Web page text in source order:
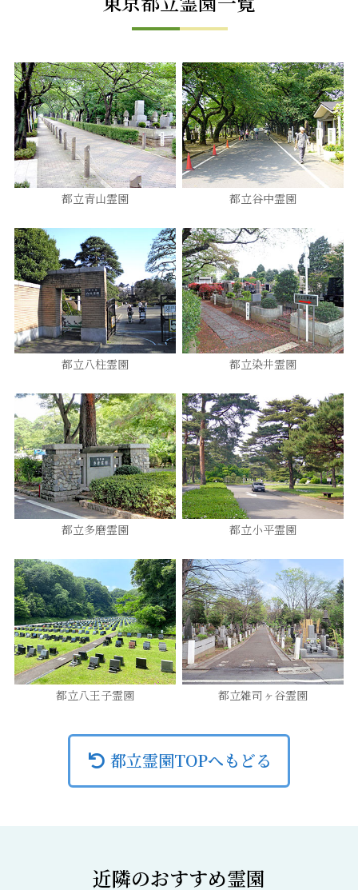
都立青山霊園 都立谷中霊園
都立八柱霊園 都立染井霊園
都立多磨霊園 都立小平霊園
都立八王子霊園 都立雑司ヶ谷霊園
都立霊園TOPへもどる
近隣のおすすめ霊園